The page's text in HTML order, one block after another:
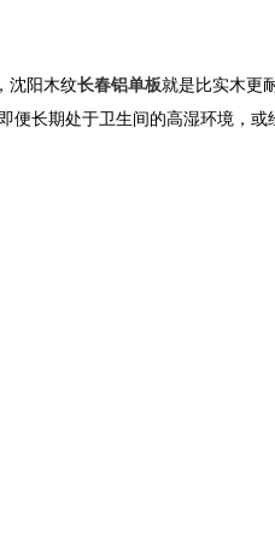
沈阳木纹长春铝单板就是比实木更
长期处于卫生间的高湿环境，